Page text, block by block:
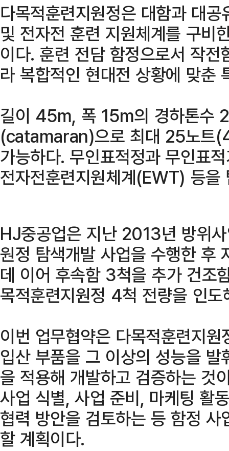
다목적훈련지원정은 대함과 대
및 전자전 훈련 지원체계를 구비
이다. 훈련 전담 함정으로서 작
라 복합적인 현대전 상황에 맞춘
길이 45m, 폭 15m의 경하톤수
(catamaran)으로 최대 25노트
가능하다. 무인표적정과 무인표
전자전훈련지원체계(EWT) 등을
HJ중공업은 지난 2013년 방위
원정 탐색개발 사업을 수행한 후
데 이어 후속함 3척을 추가 건조
목적훈련지원정 4척 전량을 인
이번 업무협약은 다목적훈련지
입산 부품을 그 이상의 성능을
을 적용해 개발하고 검증하는 것
사업 식별, 사업 준비, 마케팅 활
협력 방안을 검토하는 등 함정
할 계획이다.